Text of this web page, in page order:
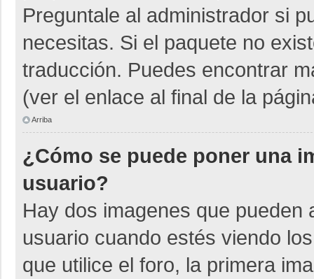
Preguntale al administrador si
necesitas. Si el paquete no
traducción. Puedes encontrar
(ver el enlace al final de la
Arriba
¿Cómo se puede poner una
usuario?
Hay dos imagenes que
usuario cuando estés viendo
que utilice el foro, la primera